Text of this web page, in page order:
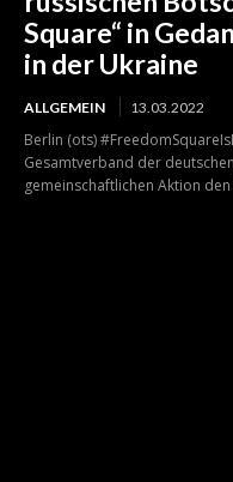
Square“ in
in der Ukraine
ALLGEMEIN 13.03.2022
Berlin (ots)
Gesamtverband der
gemeinschaftlichen Aktion